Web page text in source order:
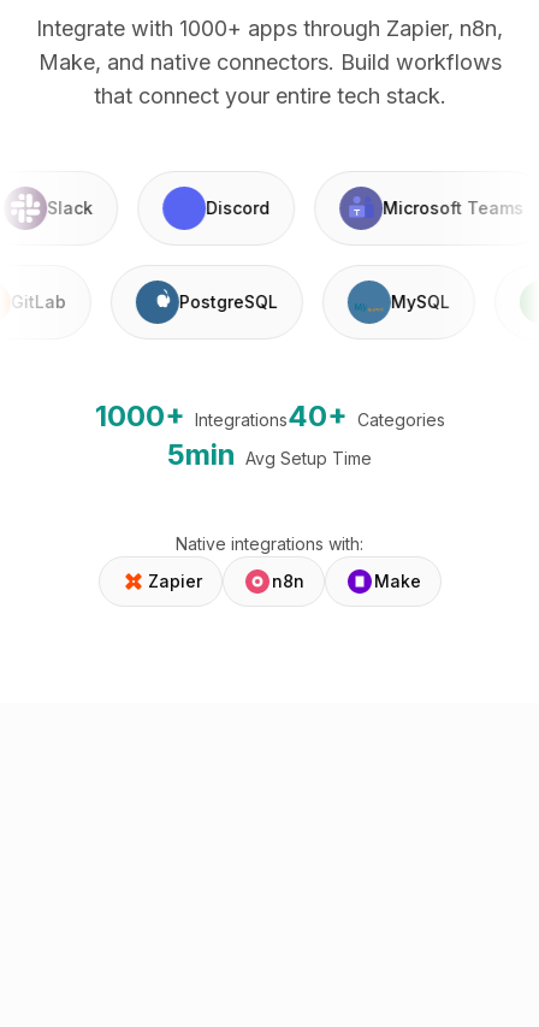
Integrate with 1000+ apps through Zapier, n8n,
Make, and native connectors. Build workflows
that connect your entire tech stack.
Slack Discord Microsoft Teams
GitLab PostgreSQL MySQL
1000+ Integrations40+ Categories
5min Avg Setup Time
Native integrations with:
Zapier
n8n Make